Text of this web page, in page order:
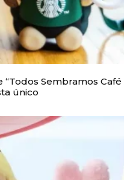
Sembramos Café
único